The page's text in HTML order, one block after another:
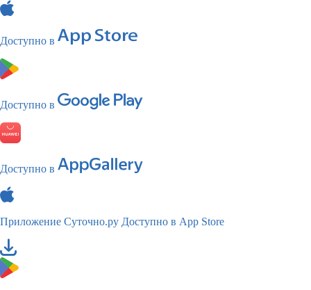
Доступно в
Доступно в
Доступно в
Приложение Суточно.ру Доступно в App Store